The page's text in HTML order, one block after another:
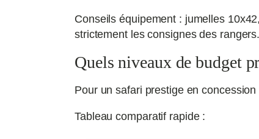
Conseils équipement : jumelles
strictement les consignes des rangers.
Quels niveaux de budget
Pour un safari prestige en
Tableau comparatif rapide :